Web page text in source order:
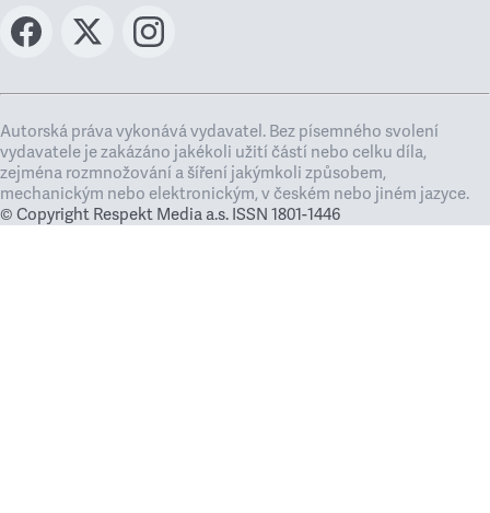
Autorská práva vykonává vydavatel. Bez písemného svolení
vydavatele je zakázáno jakékoli užití částí nebo celku díla,
zejména rozmnožování a šíření jakýmkoli způsobem,
mechanickým nebo elektronickým, v českém nebo jiném jazyce.
© Copyright Respekt Media a.s. ISSN 1801-1446